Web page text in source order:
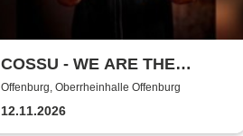
COSSU - WE ARE THE
GERMANS - Stand-Up
Comedy
Offenburg, Oberrheinhalle Offenburg
12.11.2026